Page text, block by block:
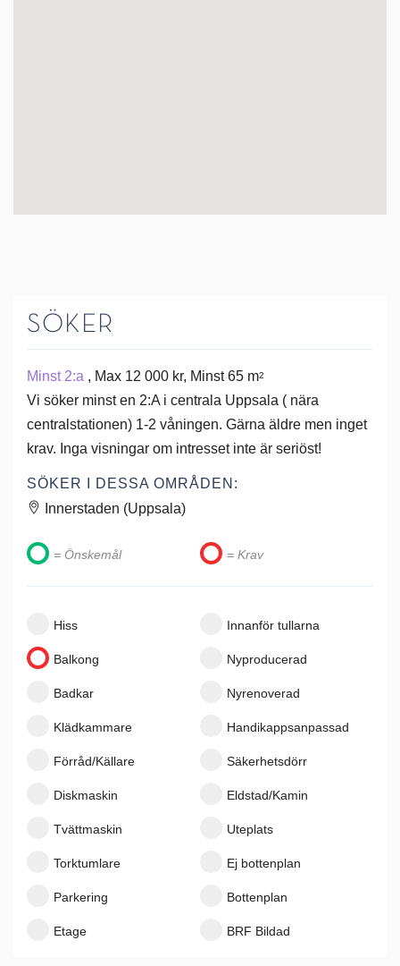
SÖKER
Minst 2:a , Max 12 000 kr, Minst 65 m2
Vi söker minst en 2:A i centrala Uppsala ( nära
centralstationen) 1-2 våningen. Gärna äldre men inget
krav. Inga visningar om intresset inte är seriöst!
SÖKER I DESSA OMRÅDEN:
Innerstaden (Uppsala)
= Önskemål = Krav
Hiss Innanför tullarna
Balkong Nyproducerad
Badkar Nyrenoverad
Klädkammare Handikappsanpassad
Förråd/Källare Säkerhetsdörr
Diskmaskin Eldstad/Kamin
Tvättmaskin Uteplats
Torktumlare Ej bottenplan
Parkering Bottenplan
Etage BRF Bildad